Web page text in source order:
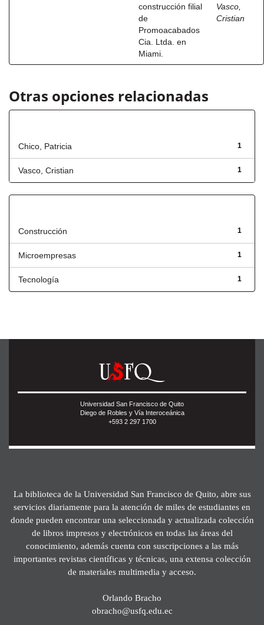
construcción filial
de
Promoacabados
Cia. Ltda. en
Miami.
Vasco,
Cristian
Otras opciones relacionadas
1
Chico, Patricia
1
Vasco, Cristian
1
Construcción
1
Microempresas
1
Tecnología
Universidad San Francisco de Quito
Diego de Robles y Vía Interoceánica
+593 2 297 1700
La biblioteca de la Universidad San Francisco de Quito, abre sus
servicios diariamente para la atención de miles de estudiantes en
donde pueden encontrar una seleccionada y actualizada colección
de libros impresos y electrónicos en todas las áreas del
conocimiento, además cuenta con suscripciones a las más
importantes revistas científicas y técnicas, una extensa colección
de materiales multimedia y acceso.
Orlando Bracho
obracho@usfq.edu.ec